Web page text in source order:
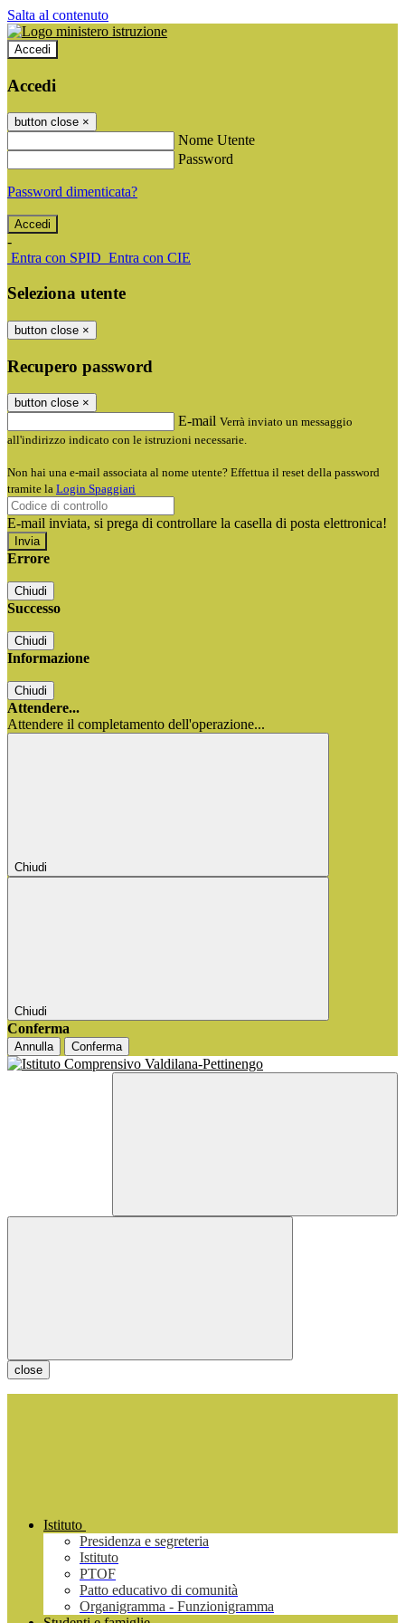
Salta al contenuto
Accedi
Accedi
button close ×
Nome Utente
Password
Password dimenticata?
-
Entra con SPID Entra con CIE
Seleziona utente
button close ×
Recupero password
button close ×
E-mail Verrà inviato un messaggio
all'indirizzo indicato con le istruzioni necessarie.
Non hai una e-mail associata al nome utente? Effettua il reset della password
tramite la Login Spaggiari
E-mail inviata, si prega di controllare la casella di posta elettronica!
Errore
Chiudi
Successo
Chiudi
Informazione
Chiudi
Attendere...
Attendere il completamento dell'operazione...
Chiudi
Chiudi
Conferma
Annulla Conferma
close
Istituto
Presidenza e segreteria
Istituto
PTOF
Patto educativo di comunità
Organigramma - Funzionigramma